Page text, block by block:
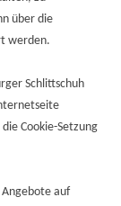
über die
werden.
Schlittschuh
Cookie-Setzung
auf